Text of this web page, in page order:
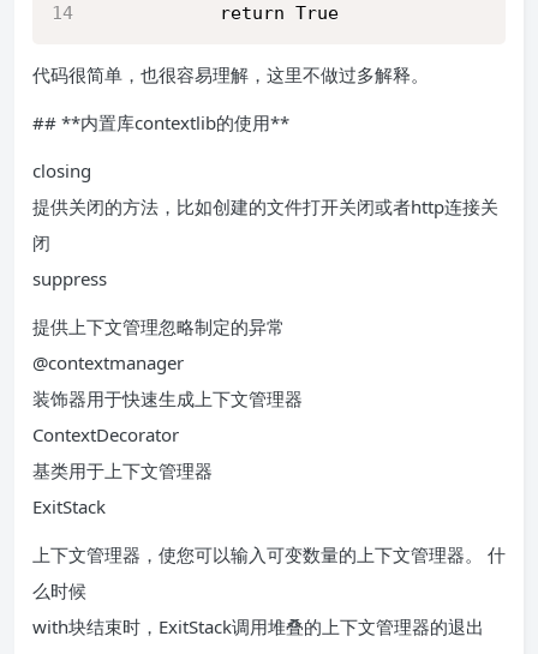
            return True
代码很简单，也很容易理解，这里不做过多解释。
## **内置库contextlib的使用**
closing
提供关闭的方法，比如创建的文件打开关闭或者http连接关
闭
suppress
提供上下文管理忽略制定的异常
@contextmanager
装饰器用于快速生成上下文管理器
ContextDecorator
基类用于上下文管理器
ExitStack
上下文管理器，使您可以输入可变数量的上下文管理器。 什
么时候
with块结束时，ExitStack调用堆叠的上下文管理器的退出